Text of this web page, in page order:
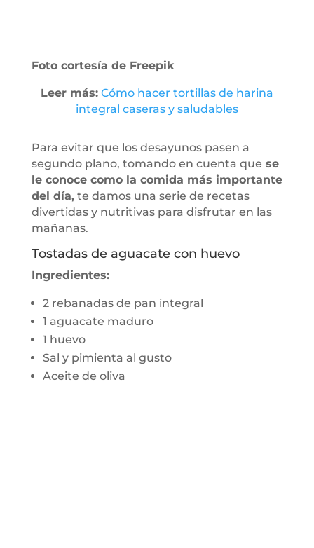
Foto cortesía de Freepik
Leer más:Cómo hacer tortillas de harina
integral caseras y saludables
Para evitar que los desayunos pasen a
segundo plano, tomando en cuenta que se
le conoce como la comida más importante
del día,te damos una serie de recetas
divertidas y nutritivas para disfrutar en las
mañanas.
Tostadas de aguacate con huevo
Ingredientes:
2 rebanadas de pan integral
1 aguacate maduro
1 huevo
Sal y pimienta al gusto
Aceite de oliva